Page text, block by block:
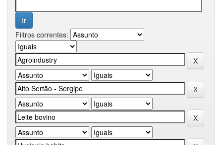
Filtros correntes: